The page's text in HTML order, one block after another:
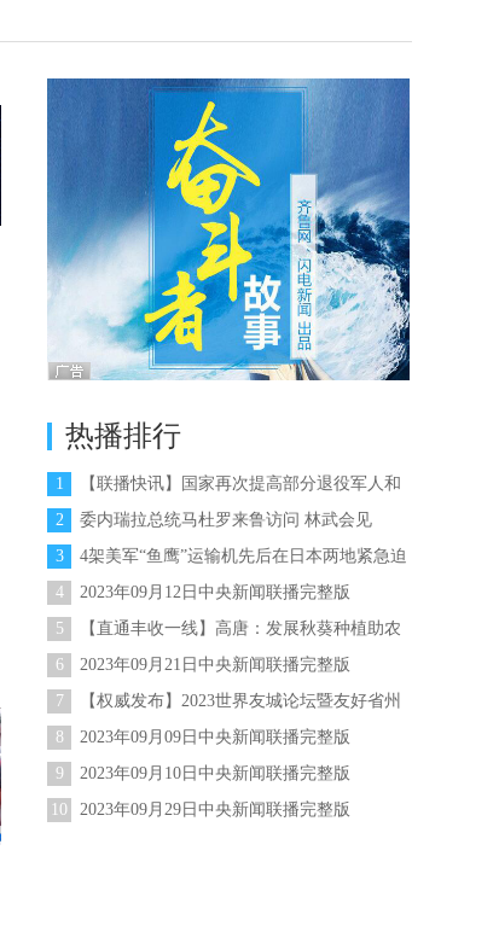
热播排行
1
【联播快讯】国家再次提高部分退役军人和
其他优抚对象抚恤生活补助标准
2
委内瑞拉总统马杜罗来鲁访问 林武会见
3
4架美军“鱼鹰”运输机先后在日本两地紧急迫
降
4
2023年09月12日中央新闻联播完整版
5
【直通丰收一线】高唐：发展秋葵种植助农
增收
6
2023年09月21日中央新闻联播完整版
7
【权威发布】2023世界友城论坛暨友好省州
领导人大会将于9月24日-9月28日举办
8
2023年09月09日中央新闻联播完整版
9
2023年09月10日中央新闻联播完整版
10
2023年09月29日中央新闻联播完整版